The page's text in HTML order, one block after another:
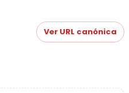
Ver URL canónica